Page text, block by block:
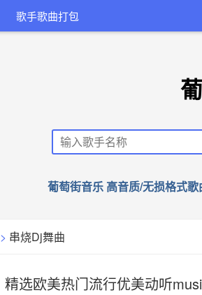
歌手歌曲打包
葡萄街音乐 高音质/无损格式
> 串烧Dj舞曲
精选欧美热门流行优美动听